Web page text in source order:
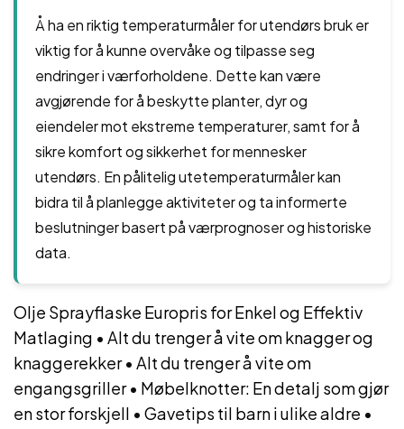
Å ha en riktig temperaturmåler for utendørs bruk er
viktig for å kunne overvåke og tilpasse seg
endringer i værforholdene. Dette kan være
avgjørende for å beskytte planter, dyr og
eiendeler mot ekstreme temperaturer, samt for å
sikre komfort og sikkerhet for mennesker
utendørs. En pålitelig utetemperaturmåler kan
bidra til å planlegge aktiviteter og ta informerte
beslutninger basert på værprognoser og historiske
data.
Olje Sprayflaske Europris for Enkel og Effektiv
Matlaging • Alt du trenger å vite om knagger og
knaggerekker• Alt du trenger å vite om
engangsgriller• Møbelknotter: En detalj som gjør
en stor forskjell • Gavetips til barn i ulike aldre •